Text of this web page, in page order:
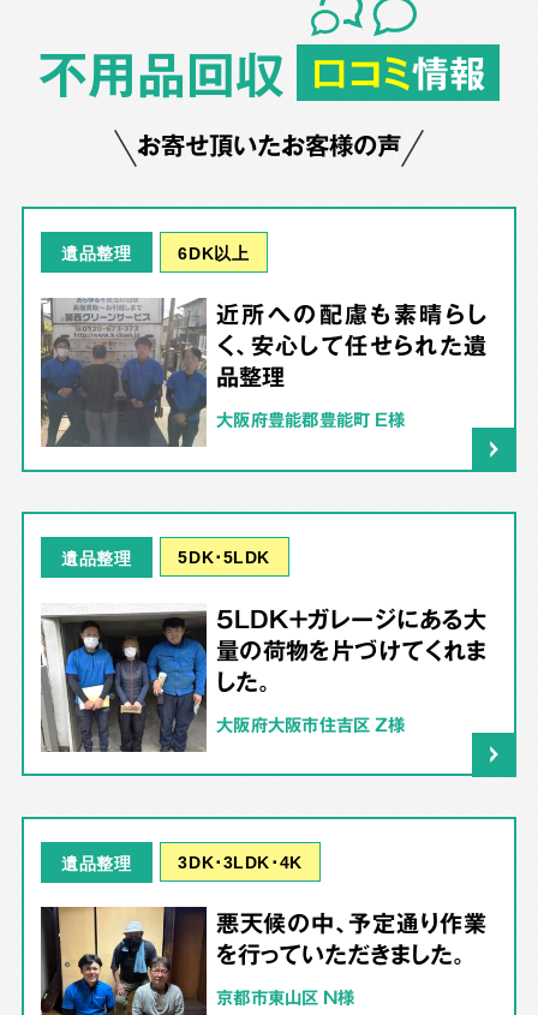
不用品回収 口コミ情報
お寄せ頂いたお客様の声
遺品整理 6DK以上
近所への配慮も素晴らし
く、安心して任せられた遺
品整理
大阪府豊能郡豊能町 E様
遺品整理 5DK･5LDK
5LDK＋ガレージにある大
量の荷物を片づけてくれま
した。
大阪府大阪市住吉区 Z様
遺品整理 3DK･3LDK･4K
悪天候の中、予定通り作業
を行っていただきました。
京都市東山区 N様